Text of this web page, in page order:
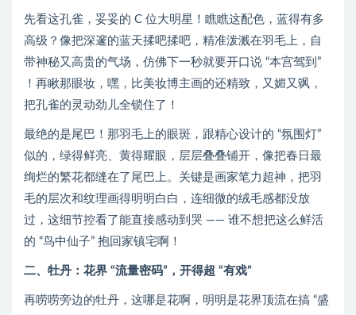
先看这孔雀，妥妥的 C 位大明星！瞧瞧这配色，蓝得有多
高级？像把深邃的蓝天揉吧揉吧，精准泼溅在羽毛上，自
带神秘又高贵的气场，仿佛下一秒就要开口说 “本宫驾到”
！再瞅那眼妆，嘿，比美妆博主画的还精致，又媚又飒，
把孔雀的灵动劲儿全锁住了！
最绝的是尾巴！那羽毛上的眼斑，跟精心设计的 “氛围灯”
似的，绿得鲜亮、黄得耀眼，层层叠叠铺开，像把春日最
绚烂的繁花都缝在了尾巴上。关键是画家笔力超神，把羽
毛的层次和纹理画得明明白白，连细微的绒毛感都没放
过，这细节控看了能直接感动到哭 —— 谁不想把这么鲜活
的 “鸟中仙子” 抱回家镇宅啊！
二、牡丹：花界 “流量密码”，开得超 “有戏”
再唠唠旁边的牡丹，这哪是花啊，明明是花界顶流在搞 “盛